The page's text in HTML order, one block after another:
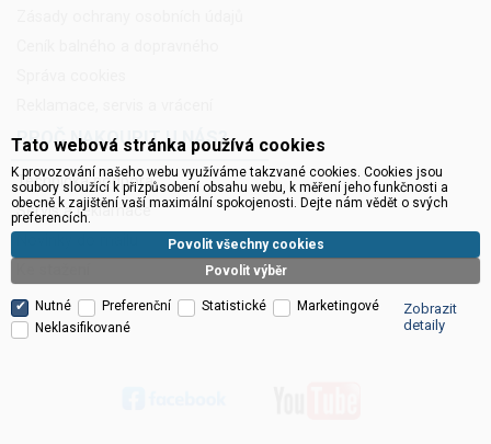
PROČ NAKOUPIT U NÁS?
Technická podpora
Servis a reklamace
Tato webová stránka používá cookies
K provozování našeho webu využíváme takzvané cookies. Cookies jsou
soubory sloužící k přizpůsobení obsahu webu, k měření jeho funkčnosti a
obecně k zajištění vaší maximální spokojenosti. Dejte nám vědět o svých
preferencích.
Povolit výběr
Povolit všechny cookies
Nutné Preferenční Statistické
Marketingové
Neklasifikované
Zobrazit
detaily